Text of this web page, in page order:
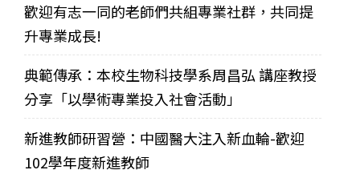
歡迎有志一同的老師們共組專業社群，共同提
升專業成長!
典範傳承：本校生物科技學系周昌弘 講座教授
分享「以學術專業投入社會活動」
新進教師研習營：中國醫大注入新血輪-歡迎
102學年度新進教師